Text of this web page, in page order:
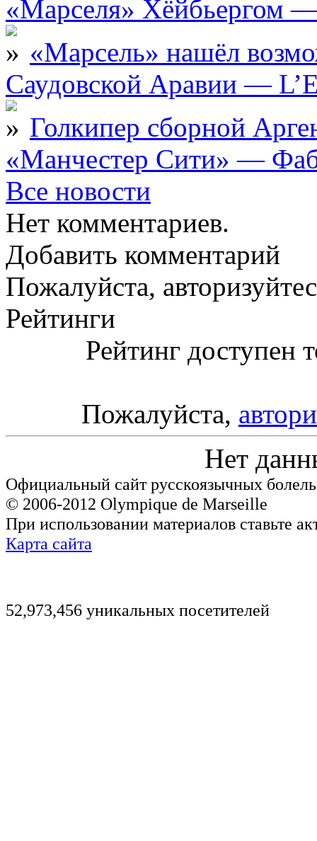
«Марселя» Хёйбьергом
«Марсель» нашёл
Саудовской Аравии —
Голкипер сборной
«Манчестер Сити» —
Все новости
Нет комментариев.
Добавить комментарий
Пожалуйста,
Рейтинги
Рейтинг доступен
Пожалуйста,
Нет
Официальный сайт русскоязычных
© 2006-2012 Olympique de Marseille
При использовании материалов ставьте
Карта сайта
52,973,456 уникальных посетителей